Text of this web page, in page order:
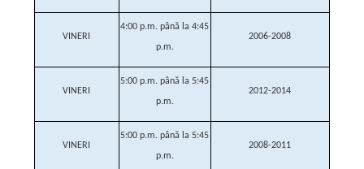
VINERI
4:00 p.m. până la 4:45
p.m.
2006-2008
VINERI
5:00 p.m. până la 5:45
p.m.
2012-2014
VINERI
5:00 p.m. până la 5:45
p.m.
2008-2011